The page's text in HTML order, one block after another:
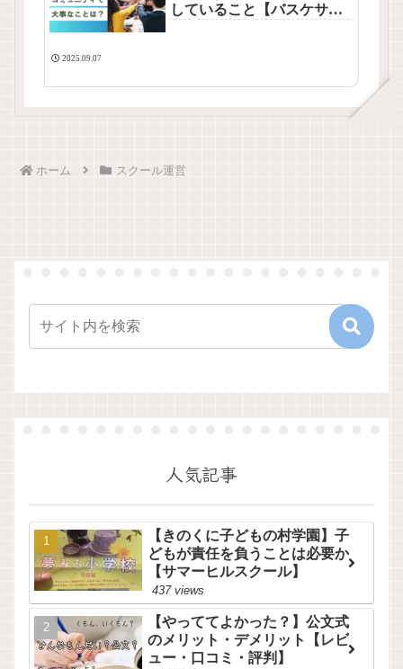
していること【バスケサー
2025.09.07
ホーム スクール運営
人気記事
【きのくに子どもの村学園】子
どもが責任を負うことは必要か
【サマーヒルスクール】
437 views
【やっててよかった？】公文式
のメリット・デメリット【レビ
ュー・口コミ・評判】